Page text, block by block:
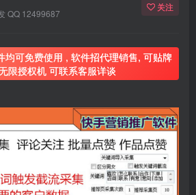
QQ 12499687
关注
均可免费使用 , 软件招代理销售, 可贴牌
限授权机 可联系客服详谈